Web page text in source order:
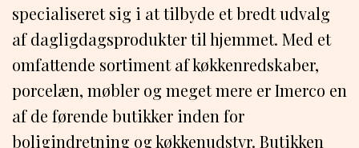
specialiseret sig i at tilbyde et bredt udvalg
af dagligdagsprodukter til hjemmet. Med et
omfattende sortiment af køkkenredskaber,
porcelæn, møbler og meget mere er Imerco en
af de førende butikker inden for
boligindretning og køkkenudstyr. Butikken